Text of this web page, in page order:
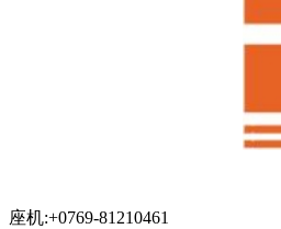
座机:+0769-81210461